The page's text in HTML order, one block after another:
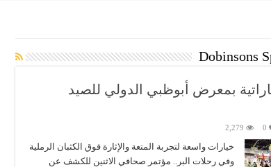
Dobinsons
بمعرض أبوظبي الدولي للصيد
0
2,279
خيارات واسعة لتجربة المتعة والإثارة فوق الكثبان الرملية
وفي رحلات البر.. مؤتمر صحافي الاثنين للكشف عن